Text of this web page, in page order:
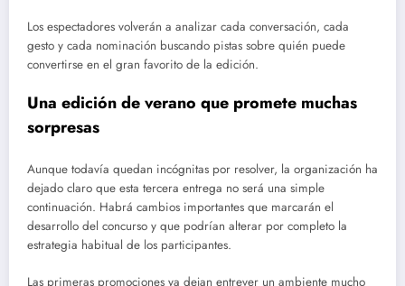
Los espectadores volverán a analizar cada conversación, cada
gesto y cada nominación buscando pistas sobre quién puede
convertirse en el gran favorito de la edición.
Una edición de verano que promete muchas
sorpresas
Aunque todavía quedan incógnitas por resolver, la organización ha
dejado claro que esta tercera entrega no será una simple
continuación. Habrá cambios importantes que marcarán el
desarrollo del concurso y que podrían alterar por completo la
estrategia habitual de los participantes.
Las primeras promociones ya dejan entrever un ambiente mucho